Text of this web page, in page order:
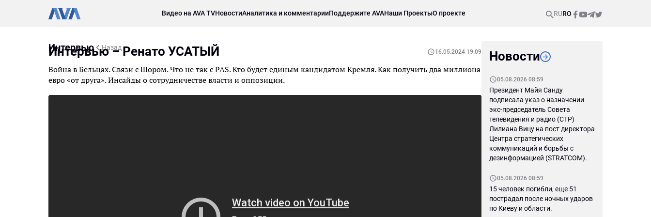
Видео на AVA TVНовостиАналитика и комментарииПоддержите AVAНаши ПроектыО проекте RURO
Интервью Назад
Интервью – Ренато УСАТЫЙ 16.05.2024 19:09
Война в Бельцах. Связи с Шором. Что не так с PAS. Кто будет единым кандидатом Кремля. Как получить два миллиона
евро «от друга». Инсайды о сотрудничестве власти и оппозиции.
Новости
05.08.2026 08:59
Президент Майя Санду
подписала указ о назначении
экс-председатель Совета
телевидения и радио (СТР)
Лилиана Вицу на пост директора
Центра стратегических
коммуникаций и борьбы с
дезинформацией (STRATCOM).
05.08.2026 08:59
15 человек погибли, еще 51
пострадал после ночных ударов
по Киеву и области.